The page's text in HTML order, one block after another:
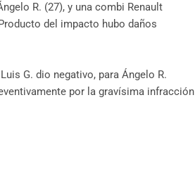
R. (27), y una combi Renault
del impacto hubo daños
G. dio negativo, para Ángelo R.
por la gravísima infracción